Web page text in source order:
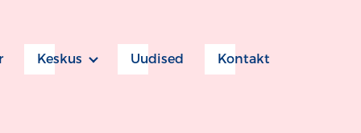
Keskus Uudised Kontakt